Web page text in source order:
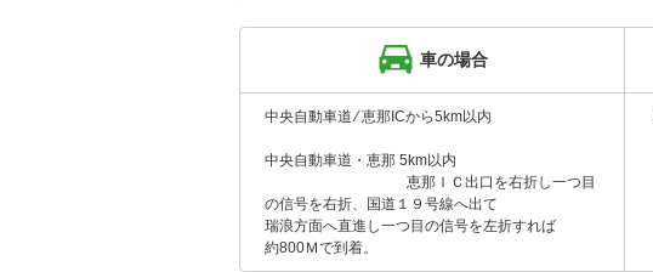
車の場合
中央自動車道 ⁄ 恵那ICから5km以内
中央自動車道・恵那 5km以内
恵那ＩＣ出口を右折し一つ目
の信号を右折、国道１９号線へ出て
瑞浪方面へ直進し一つ目の信号を左折すれば
約800Ｍで到着。